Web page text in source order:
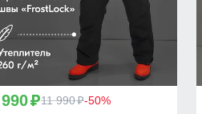
p11 990p-50%